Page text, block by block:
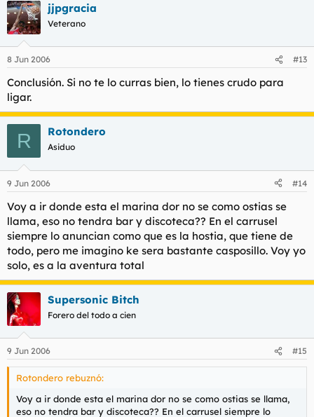
jjpgracia
Veterano
8 Jun 2006 #13
Conclusión. Si no te lo curras bien, lo tienes crudo para
ligar.
R Rotondero
Asiduo
9 Jun 2006 #14
Voy a ir donde esta el marina dor no se como ostias se
llama, eso no tendra bar y discoteca?? En el carrusel
siempre lo anuncian como que es la hostia, que tiene de
todo, pero me imagino ke sera bastante casposillo. Voy yo
solo, es a la aventura total
Supersonic Bitch
Forero del todo a cien
9 Jun 2006 #15
Rotondero rebuznó:
Voy a ir donde esta el marina dor no se como ostias se llama,
eso no tendra bar y discoteca?? En el carrusel siempre lo